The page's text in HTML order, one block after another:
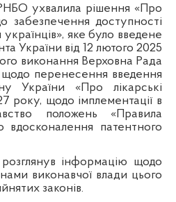
ухвалила рішення «Про
забезпечення доступності
українців», яке було введене
України від 12 лютого 2025
виконання Верховна Рада
перенесення введення
України «Про лікарські
року, щодо імплементації в
положень «Правила
патентного
розглянув інформацію щодо
виконавчої влади цього
законів.